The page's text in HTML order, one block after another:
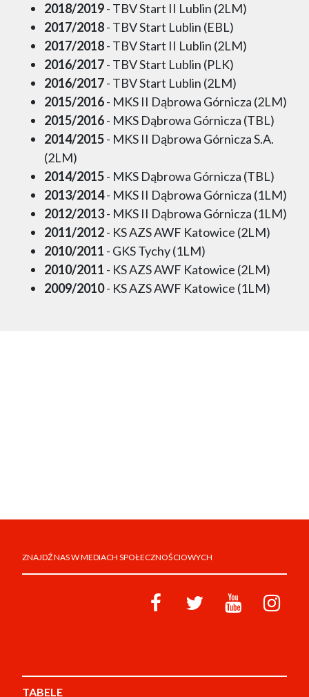
2018/2019- TBV Start II Lublin (2LM)
2017/2018- TBV Start Lublin (EBL)
2017/2018- TBV Start II Lublin (2LM)
2016/2017- TBV Start Lublin (PLK)
2016/2017- TBV Start Lublin (2LM)
2015/2016- MKS II Dąbrowa Górnicza (2LM)
2015/2016- MKS Dąbrowa Górnicza (TBL)
2014/2015- MKS II Dąbrowa Górnicza S.A.
(2LM)
2014/2015- MKS Dąbrowa Górnicza (TBL)
2013/2014- MKS II Dąbrowa Górnicza (1LM)
2012/2013- MKS II Dąbrowa Górnicza (1LM)
2011/2012- KS AZS AWF Katowice (2LM)
2010/2011 - GKS Tychy (1LM)
2010/2011 - KS AZS AWF Katowice (2LM)
2009/2010- KS AZS AWF Katowice (1LM)
ZNAJDŹ NAS W MEDIACH SPOŁECZNOŚCIOWYCH
TABELE